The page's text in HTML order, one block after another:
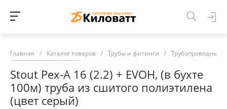
Главная / Каталог товаров / Трубы и фитинги / Трубопроводные
Stout Pex-A 16 (2.2) + EVOH, (в бухте
100м) труба из сшитого полиэтилена
(цвет серый)